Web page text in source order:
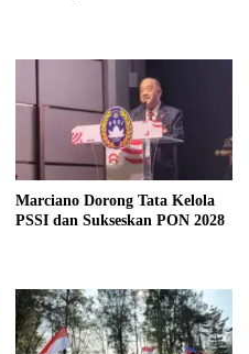
Marciano Dorong Tata Kelola
PSSI dan Sukseskan PON 2028